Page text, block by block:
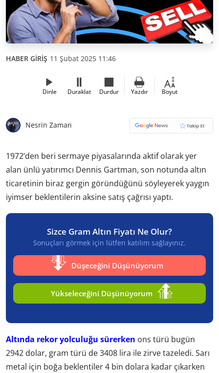
HABER GİRİŞ 11 Şubat 2025 11:46
Dinle Duraklat Durdur Yazdır Boyut
Nesrin Zaman
1972’den beri sermaye piyasalarında aktif olarak yer
alan ünlü yatırımcı Dennis Gartman, son notunda altın
ticaretinin biraz gergin göründüğünü söyleyerek yaygın
iyimser beklentilerin aksine satış çağrısı yaptı.
Sizce Gram Altın Fiyatı Ne Olur?
Sonuçları görmek için lütfen katılım sağlayınız.
Düşeceğini Düşünüyorum
Yükseleceğini Düşünüyorum
Altında rekor yolculuğu sürerken ons türü bugün
2942 dolar, gram türü de 3408 lira ile zirve tazeledi. Sarı
metal için boğa beklentiler 4 bin dolara kadar çıkarken